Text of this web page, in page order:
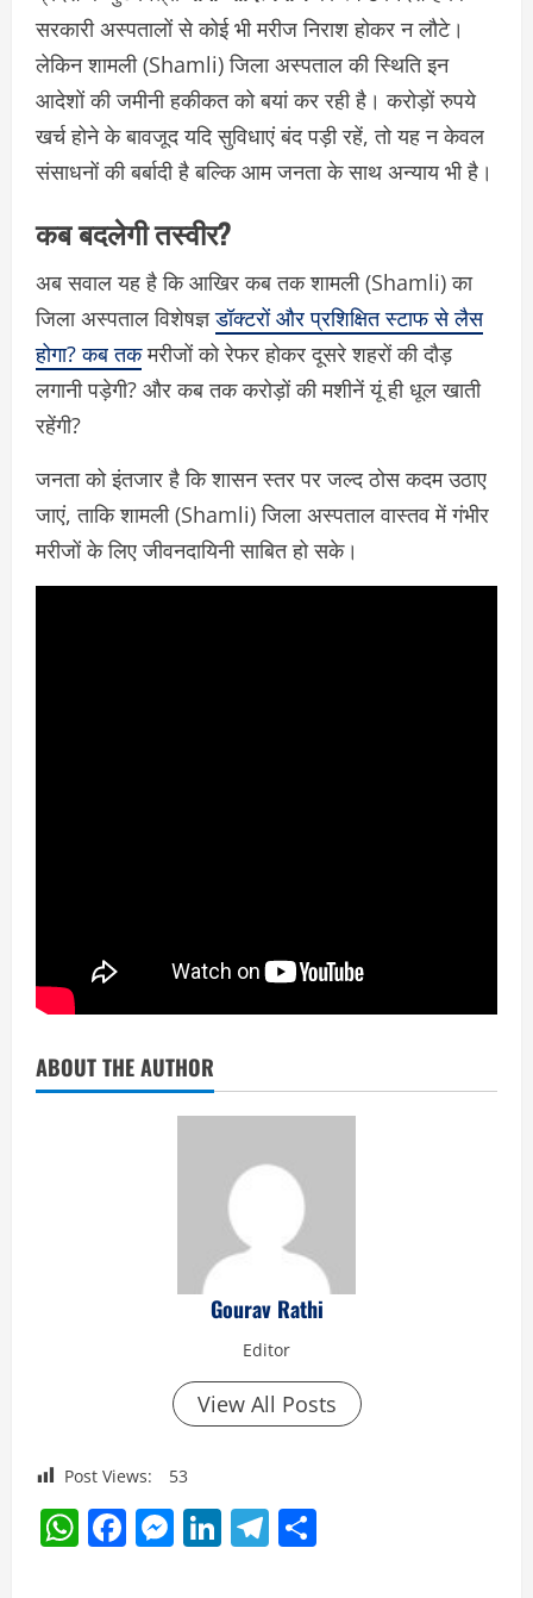
सरकारी अस्पतालों से कोई भी मरीज निराश होकर न लौटे।
लेकिनशामली (Shamli)जिला अस्पताल की स्थिति इन
आदेशों की जमीनी हकीकत को बयां कर रही है। करोड़ों रुपये
खर्च होने के बावजूद यदि सुविधाएं बंद पड़ी रहें, तो यह न केवल
संसाधनों की बर्बादी है बल्कि आम जनता के साथ अन्याय भी है।
कब बदलेगी तस्वीर?
अब सवाल यह है कि आखिर कब तकशामली (Shamli)का
जिला अस्पताल विशेषज्ञडॉक्टरों और प्रशिक्षित स्टाफ से लैस
होगा? कब तकमरीजों को रेफर होकर दूसरे शहरों की दौड़
लगानी पड़ेगी? और कब तक करोड़ों की मशीनें यूं ही धूल खाती
रहेंगी?
जनता को इंतजार है कि शासन स्तर पर जल्द ठोस कदम उठाए
जाएं, ताकिशामली (Shamli)जिला अस्पताल वास्तव में गंभीर
मरीजों के लिए जीवनदायिनी साबित हो सके।
ABOUT THE AUTHOR
Gourav Rathi
Editor
View All Posts
Post Views: 53
WhatsApp
Facebook
Messenger
LinkedIn
Telegram